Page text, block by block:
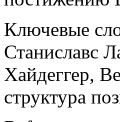
Ключевые
Станиславс
Хайдеггер,
структурa